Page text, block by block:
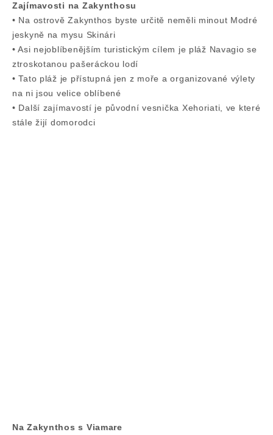
Zajímavosti na Zakynthosu
• Na ostrově Zakynthos byste určitě neměli minout Modré
jeskyně na mysu Skinári
• Asi nejoblíbenějším turistickým cílem je pláž Navagio se
ztroskotanou pašeráckou lodí
• Tato pláž je přístupná jen z moře a organizované výlety
na ni jsou velice oblíbené
• Další zajímavostí je původní vesnička Xehoriati, ve které
stále žijí domorodci
Na Zakynthos s Viamare